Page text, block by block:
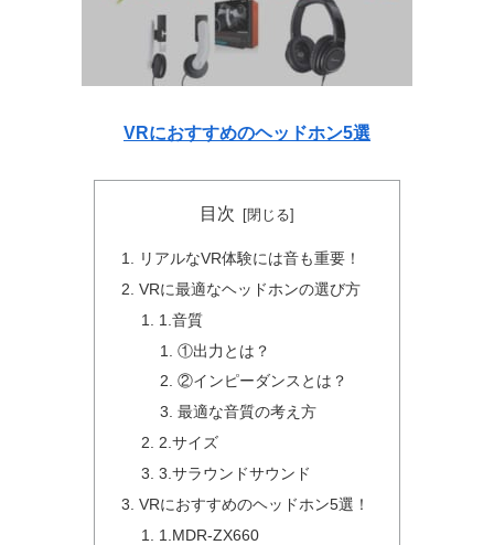
VRにおすすめのヘッドホン5選
目次
リアルなVR体験には音も重要！
VRに最適なヘッドホンの選び方
1.音質
①出力とは？
②インピーダンスとは？
最適な音質の考え方
2.サイズ
3.サラウンドサウンド
VRにおすすめのヘッドホン5選！
1.MDR-ZX660